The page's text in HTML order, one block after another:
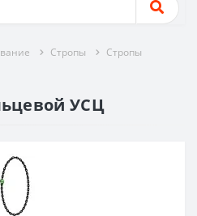
Стропы
Стропы
УСЦ